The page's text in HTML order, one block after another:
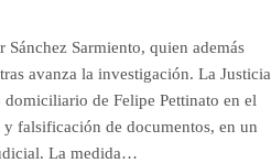
Sarmiento, quien además
avanza la investigación. La Justicia
de Felipe Pettinato en el
y falsificación de documentos, en un
La medida…